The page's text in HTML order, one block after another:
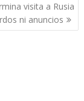
visita a Rusia
ni anuncios